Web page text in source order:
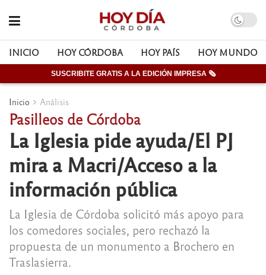
INICIO HOY CÓRDOBA HOY PAÍS HOY MUNDO
SUSCRIBITE GRATIS A LA EDICIÓN IMPRESA 🗞
Inicio Análisis
Pasilleos de Córdoba
La Iglesia pide ayuda/El PJ
mira a Macri/Acceso a la
información pública
La Iglesia de Córdoba solicitó más apoyo para
los comedores sociales, pero rechazó la
propuesta de un monumento a Brochero en
Traslasierra.